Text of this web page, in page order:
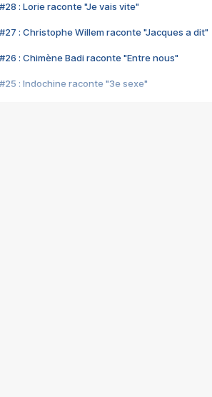
#28 : Lorie raconte "Je vais vite"
#27 : Christophe Willem raconte "Jacques a dit"
#26 : Chimène Badi raconte "Entre nous"
#25 : Indochine raconte "3e sexe"